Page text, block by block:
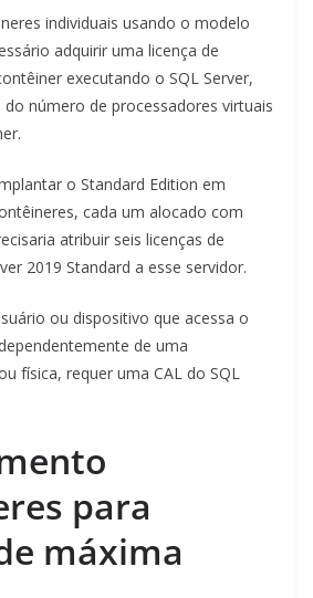
individuais usando o modelo
adquirir uma licença de
executando o SQL Server,
número de processadores virtuais
o Standard Edition em
cada um alocado com
atribuir seis licenças de
2019 Standard a esse servidor.
ou dispositivo que acessa o
de uma
física, requer uma CAL do SQL
para
máxima